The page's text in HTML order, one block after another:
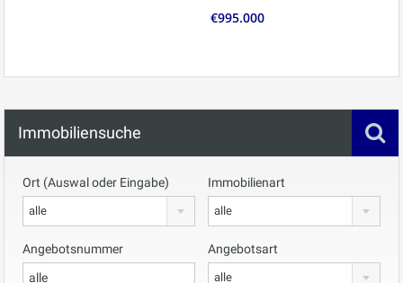
€995.000
Immobiliensuche
Ort (Auswal oder Eingabe)
alle
Immobilienart
alle
Angebotsnummer Angebotsart
alle